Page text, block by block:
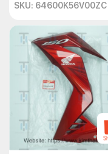
SKU: 64600K56V00ZC